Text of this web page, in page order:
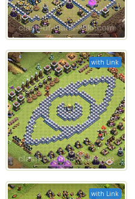
with Link
with Link